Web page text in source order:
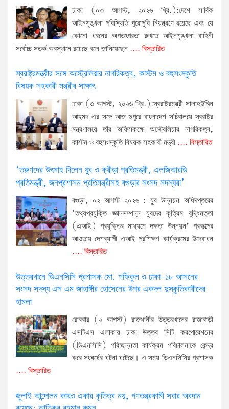
ঢাকা (০৩ আগস্ট, ২০২৬ খ্রি.):দেশে সার্বিক
আইনশৃঙ্খলা পরিস্থিতি পুরোপুরি নিয়ন্ত্রণে রয়েছে এবং যে
কোনো ধরনের অপতৎপরতা রুখতে আইনশৃঙ্খলা বাহিনী
সর্বোচ্চ সতর্ক অবস্থানে রয়েছে বলে জানিয়েছেন .... বিস্তারিত
স্বরাষ্ট্রমন্ত্রীর সঙ্গে অস্ট্রেলিয়ার নাগরিকত্ব, কাস্টম ও বহুসংস্কৃতি
বিষয়ক সহকারী মন্ত্রীর সাক্ষাৎ
ঢাকা (৩ আগস্ট, ২০২৬ খ্রি.):স্বরাষ্ট্রমন্ত্রী সালাহউদ্দিন
আহমদ এর সঙ্গে আজ দুপুরে বাংলাদেশ সচিবালয়ে স্বরাষ্ট্র
মন্ত্রণালয়ে তাঁর অফিসকক্ষে অস্ট্রেলিয়ার নাগরিকত্ব,
কাস্টম ও বহুসংস্কৃতি বিষয়ক সহকারী মন্ত্রী .... বিস্তারিত
‘তরুণদের উৎসাহ দিলেন যুব ও ক্রীড়া প্রতিমন্ত্রী, এলজিআরডি
প্রতিমন্ত্রী, জনপ্রশাসন প্রতিমন্ত্রীসহ বগুড়ার সংসদ সদস্যরা’
বগুড়া, ০২ আগস্ট ২০২৬ : যুব উন্নয়ন অধিদপ্তরের
‘তথ্যপ্রযুক্তি জ্ঞানসম্পন্ন যুবদের কৃত্রিম বুদ্ধিমত্তা
(এআই) প্রযুক্তির মাধ্যমে দক্ষতা উন্নয়ন’ প্রকল্পের
আওতায় দেশব্যাপী এআই প্রশিক্ষণ কার্যক্রমের উদ্বোধন
.... বিস্তারিত
উত্তরখানে ডিএনসিসি প্রশাসক মো. শফিকুল ও ঢাকা-১৮ আসনের
সংসদ সদস্য এস এম জাহাঙ্গীর হোসেনের উপর একদল দুস্কৃতিকারীদের
হামলা
রোববার (২ আগস্ট) রাজধানীর উত্তরখানের রাজাবাড়ী
এসটিএস এলাকায় ঢাকা উত্তর সিটি করপোরেশনের
(ডিএনসিসি) পরিচ্ছন্নতা কার্যক্রম পরিচালনাকে কেন্দ্র
করে সংঘর্ষের ঘটনা ঘটেছে। এ সময় ডিএনসিসির প্রশাসক
.... বিস্তারিত
জুলাই আন্দোলন কারও একার কৃতিত্ব নয়, গণতন্ত্রকামী সবার অবদান